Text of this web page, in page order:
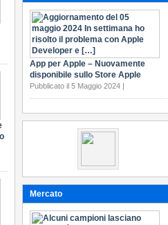
App per Apple – Nuovamente
disponibile sullo Store Apple
Pubblicato il 5 Maggio 2024 |
Mercato